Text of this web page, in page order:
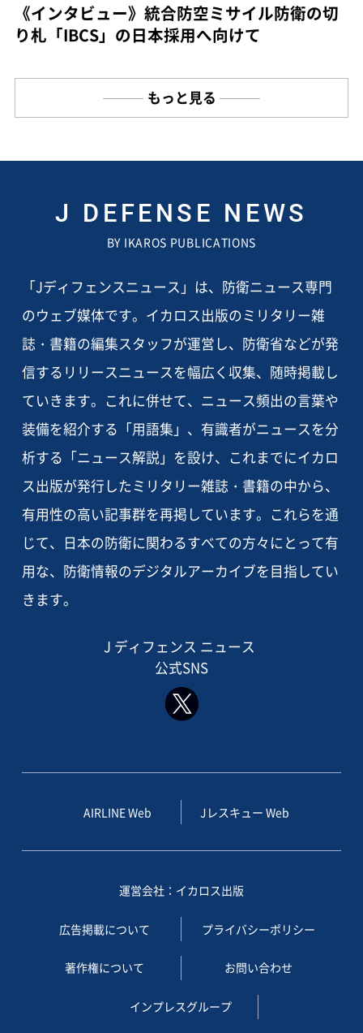
《インタビュー》統合防空ミサイル防衛の切
り札「IBCS」の日本採用へ向けて
もっと見る
J DEFENSE NEWS
BY IKAROS PUBLICATIONS
「Jディフェンスニュース」は、防衛ニュース専門
のウェブ媒体です。イカロス出版のミリタリー雑
誌・書籍の編集スタッフが運営し、防衛省などが発
信するリリースニュースを幅広く収集、随時掲載し
ていきます。これに併せて、ニュース頻出の言葉や
装備を紹介する「用語集」、有識者がニュースを分
析する「ニュース解説」を設け、これまでにイカロ
ス出版が発行したミリタリー雑誌・書籍の中から、
有用性の高い記事群を再掲しています。これらを通
じて、日本の防衛に関わるすべての方々にとって有
用な、防衛情報のデジタルアーカイブを目指してい
きます。
J ディフェンス ニュース
公式SNS
AIRLINE Web Jレスキュー Web
運営会社：イカロス出版
広告掲載について プライバシーポリシー
著作権について お問い合わせ
インプレスグループ